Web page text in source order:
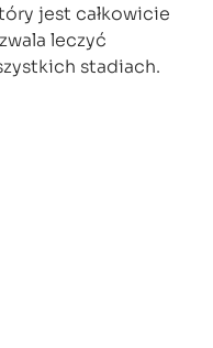
jest całkowicie
leczyć
stadiach.